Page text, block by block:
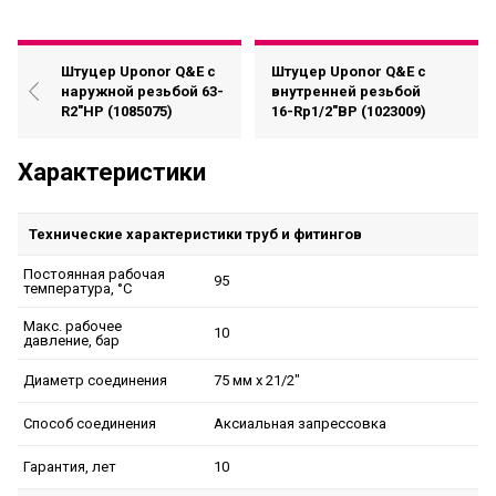
Штуцер Uponor Q&E с
наружной резьбой 63-
R2"НР (1085075)
Штуцер Uponor Q&E с
внутренней резьбой
16-Rp1/2"ВР (1023009)
Характеристики
Технические характеристики труб и фитингов
Постоянная рабочая
температура, °C
95
Макс. рабочее
давление, бар
10
Диаметр соединения 75 мм x 21/2"
Способ соединения Аксиальная запрессовка
Гарантия, лет 10